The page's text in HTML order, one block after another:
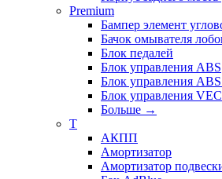
Premium
Бампер элемент
Бачок омывателя
Блок педалей
Блок управления ABS
Блок управления
Блок управления
Больше →
T
АКПП
Амортизатор
Амортизатор